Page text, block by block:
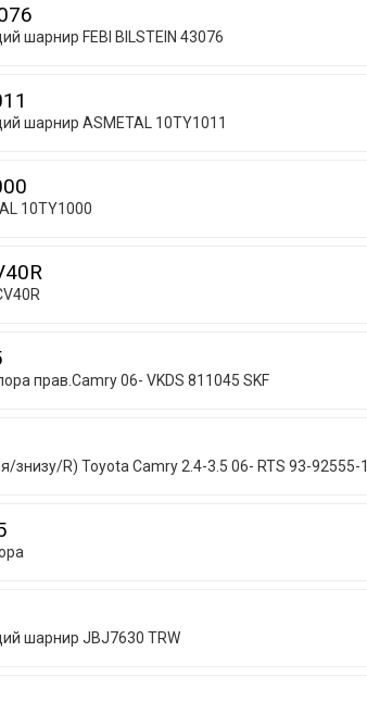
шарнир FEBI BILSTEIN 43076
шарнир ASMETAL 10TY1011
10TY1000
прав.Camry 06- VKDS 811045 SKF
знизу/R) Toyota Camry 2.4-3.5 06- RTS 93-92555-1
шарнир JBJ7630 TRW